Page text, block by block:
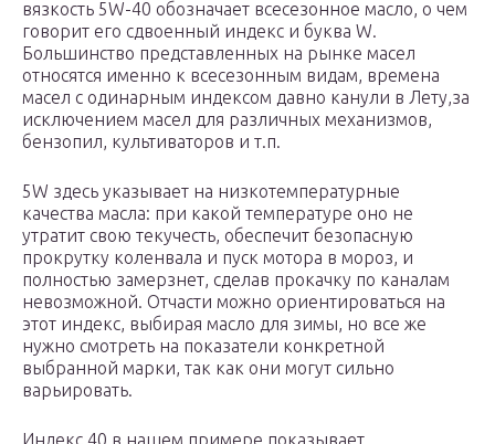
вязкость 5W-40 обозначает всесезонное масло, о чем
говорит его сдвоенный индекс и буква W.
Большинство представленных на рынке масел
относятся именно к всесезонным видам, времена
масел с одинарным индексом давно канули в Лету,за
исключением масел для различных механизмов,
бензопил, культиваторов и т.п.
5W здесь указывает на низкотемпературные
качества масла: при какой температуре оно не
утратит свою текучесть, обеспечит безопасную
прокрутку коленвала и пуск мотора в мороз, и
полностью замерзнет, сделав прокачку по каналам
невозможной. Отчасти можно ориентироваться на
этот индекс, выбирая масло для зимы, но все же
нужно смотреть на показатели конкретной
выбранной марки, так как они могут сильно
варьировать.
Индекс 40 в нашем примере показывает